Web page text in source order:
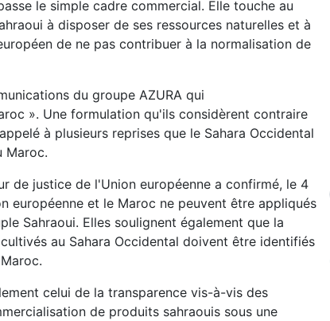
le simple cadre commercial. Elle touche au
à disposer de ses ressources naturelles et à
de ne pas contribuer à la normalisation de
du groupe AZURA qui
». Une formulation qu'ils considèrent contraire
à plusieurs reprises que le Sahara Occidental
Maroc.
de justice de l'Union européenne a confirmé, le 4
européenne et le Maroc ne peuvent être appliqués
Sahraoui. Elles soulignent également que la
au Sahara Occidental doivent être identifiés
celui de la transparence vis-à-vis des
de produits sahraouis sous une